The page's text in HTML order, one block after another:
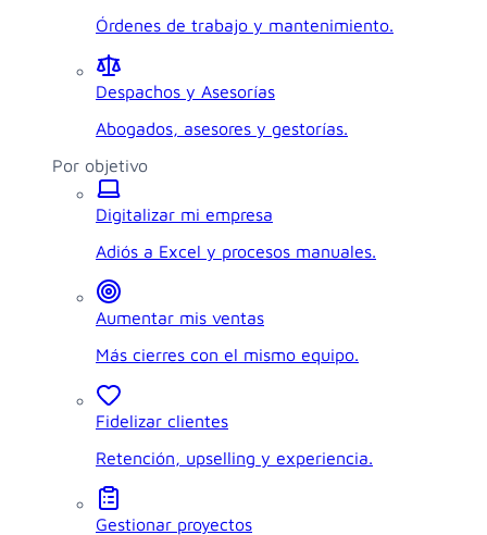
Órdenes de trabajo y mantenimiento.
Despachos y Asesorías
Abogados, asesores y gestorías.
Por objetivo
Digitalizar mi empresa
Adiós a Excel y procesos manuales.
Aumentar mis ventas
Más cierres con el mismo equipo.
Fidelizar clientes
Retención, upselling y experiencia.
Gestionar proyectos